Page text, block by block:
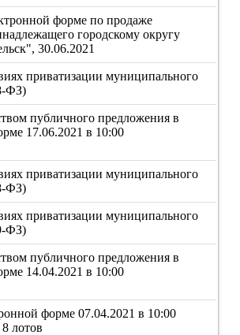
форме по продаже
городскому округу
30.06.2021
приватизации муниципального
ФЗ)
публичного предложения в
17.06.2021 в 10:00
приватизации муниципального
ФЗ)
приватизации муниципального
ФЗ)
публичного предложения в
14.04.2021 в 10:00
форме 07.04.2021 в 10:00
лотов